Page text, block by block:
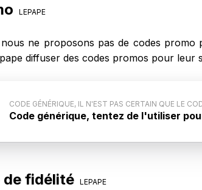
LEPAPE
ne proposons pas de codes promo
diffuser des codes promos pour leur
CODE GÉNÉRIQUE, IL N'EST PAS CERTAIN QUE LE
Code générique, tentez de l'utiliser
n'est pas communiqué par le site
de fidélité LEPAPE